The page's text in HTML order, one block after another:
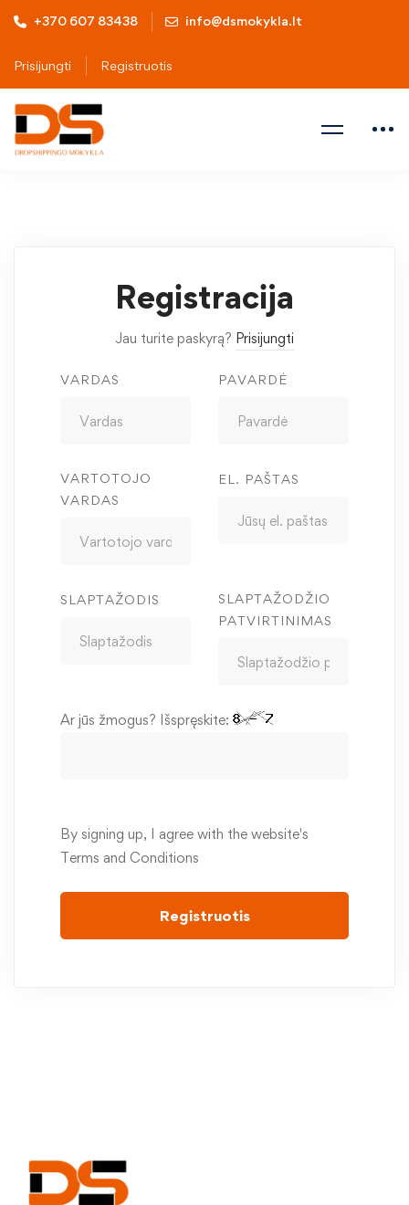
+370 607 83438 info@dsmokykla.lt
Prisijungti Registruotis
Registracija
Jau turite paskyrą? Prisijungti
VARDAS PAVARDĖ
VARTOTOJO
VARDAS
EL. PAŠTAS
SLAPTAŽODIS
SLAPTAŽODŽIO
PATVIRTINIMAS
Ar jūs žmogus? Išspręskite:
By signing up, I agree with the website's
Terms and Conditions
Registruotis